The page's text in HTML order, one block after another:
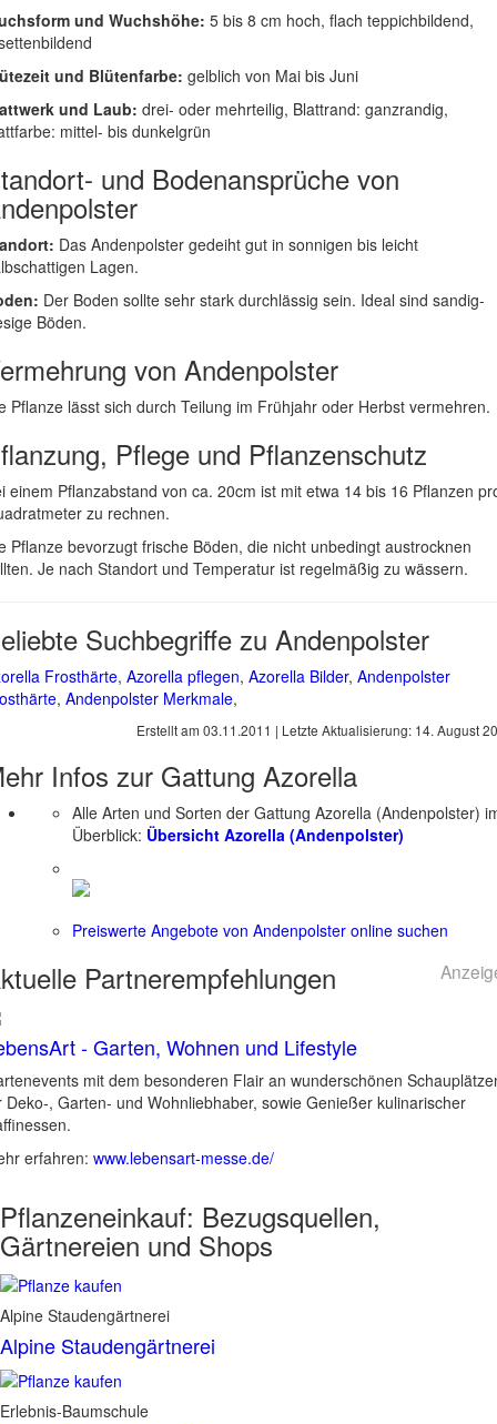
und Wuchshöhe: 5 bis 8 cm hoch, flach teppichbildend,
und Blütenfarbe: gelblich von Mai bis Juni
und Laub: drei- oder mehrteilig, Blattrand: ganzrandig,
mittel- bis dunkelgrün
und Bodenansprüche von
Das Andenpolster gedeiht gut in sonnigen bis leicht
Lagen.
Der Boden sollte sehr stark durchlässig sein. Ideal sind sandig-
Böden.
von Andenpolster
Pflanze lässt sich durch Teilung im Frühjahr oder Herbst vermehren.
Pflege und Pflanzenschutz
einem Pflanzabstand von ca. 20cm ist mit etwa 14 bis 16 Pflanzen
zu rechnen.
Pflanze bevorzugt frische Böden, die nicht unbedingt austrocknen
Je nach Standort und Temperatur ist regelmäßig zu wässern.
Suchbegriffe zu Andenpolster
Frosthärte, Azorella pflegen, Azorella Bilder, Andenpolster
, Andenpolster Merkmale,
Erstellt am 03.11.2011 | Letzte Aktualisierung: 14. August
Infos zur Gattung Azorella
Alle Arten und Sorten der Gattung Azorella (Andenpolster)
Überblick: Übersicht Azorella (Andenpolster)
Preiswerte Angebote von Andenpolster online suchen
Partnerempfehlungen
- Garten, Wohnen und Lifestyle
mit dem besonderen Flair an wunderschönen
Deko-, Garten- und Wohnliebhaber, sowie Genießer kulinarischer
erfahren: www.lebensart-messe.de/
Pflanzeneinkauf: Bezugsquellen,
Gärtnereien und Shops
Alpine Staudengärtnerei
Alpine Staudengärtnerei
Erlebnis-Baumschule